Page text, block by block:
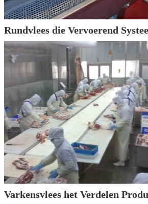
Rundvlees die Vervoerend
Varkensvlees het Verdelen